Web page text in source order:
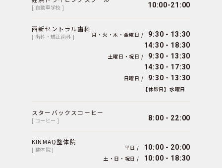
[ 自動車学校 ] 10:00-21:00
西新セントラル歯科
[ 歯科・矯正歯科 ] 月・火・木・金曜日 /
9:30 - 13:30
14:30 - 18:30
土曜日・祝日 /
9:30 - 13:30
14:30 - 17:30
日曜日 / 9:30 - 13:30
【休診日】水曜日
スターバックスコーヒー
[ コーヒー ] 8:00 - 22:00
KINMAQ整体院
[ 整体院 ] 平日 / 10:00 - 20:00
土・日・祝日 / 10:00 - 18:30